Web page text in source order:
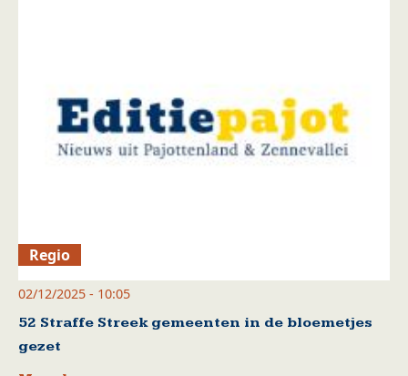
Regio
02/12/2025 - 10:05
52 Straffe Streek gemeenten in de bloemetjes
gezet